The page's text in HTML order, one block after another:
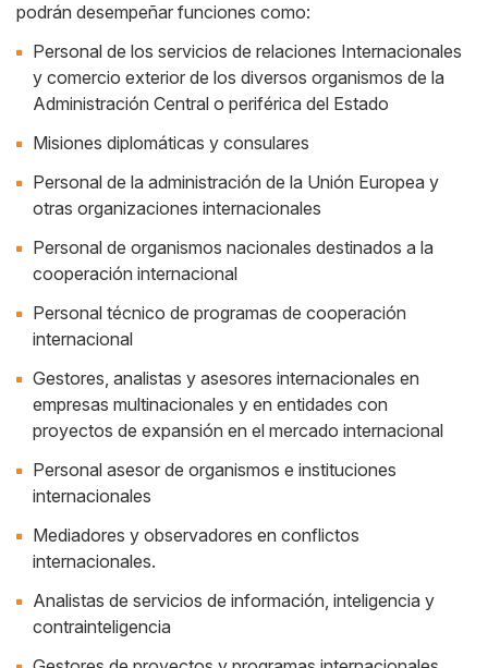
Cuerpo
podrán desempeñar funciones como:
Personal de los servicios de relaciones Internacionales
y comercio exterior de los diversos organismos de la
Administración Central o periférica del Estado
Misiones diplomáticas y consulares
Personal de la administración de la Unión Europea y
otras organizaciones internacionales
Personal de organismos nacionales destinados a la
cooperación internacional
Personal técnico de programas de cooperación
internacional
Gestores, analistas y asesores internacionales en
empresas multinacionales y en entidades con
proyectos de expansión en el mercado internacional
Personal asesor de organismos e instituciones
internacionales
Mediadores y observadores en conflictos
internacionales.
Analistas de servicios de información, inteligencia y
contrainteligencia